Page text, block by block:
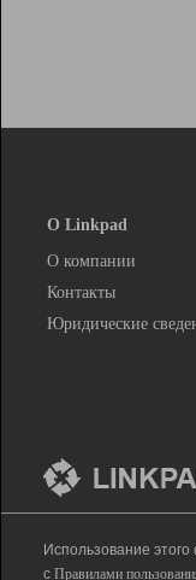
О Linkpad
О компании
Контакты
Юридические
Использование
с Правилами